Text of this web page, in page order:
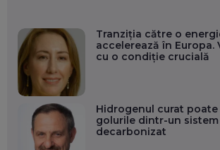
Tranziția către o
accelerează în Europa.
cu o condiție crucială
Hidrogenul curat
golurile dintr-un
decarbonizat